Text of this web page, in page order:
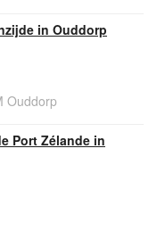
in Ouddorp
Ouddorp
Port Zélande in